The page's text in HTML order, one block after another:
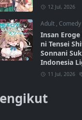
12 Jul, 2026
Adult , Comedy
Insan
ni Tensei
Sonnani
Indonesia
11 Jul, 2026